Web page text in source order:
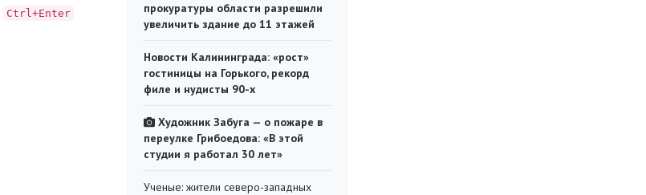
Ctrl+Enter
прокуратуры области разрешили
увеличить здание до 11 этажей
Новости Калининграда: «рост»
гостиницы на Горького, рекорд
филе и нудисты 90-х
Художник Забуга — о пожаре в
переулке Грибоедова: «В этой
студии я работал 30 лет»
Ученые: жители северо-западных